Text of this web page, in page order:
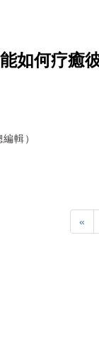
如何疗
輯）
«